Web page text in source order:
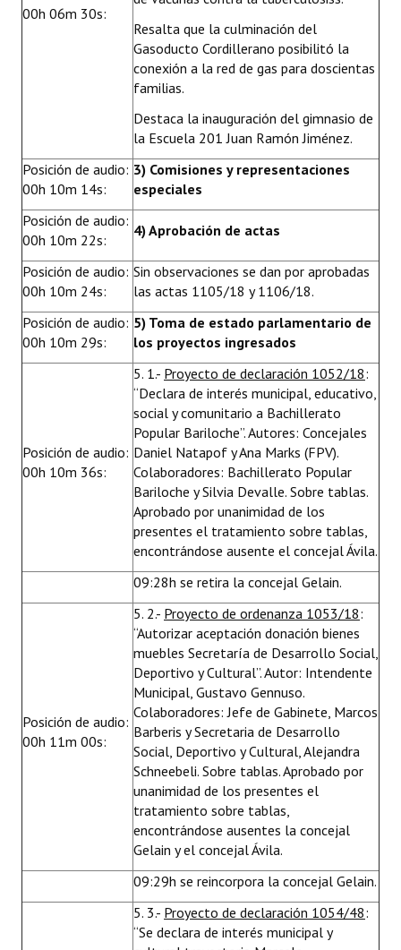
Bariloche, Municipio intercultural
Entrega de distinciones
REFORMA DE LA CARTA ORGÁNICA
00h 06m 30s:
Resalta que la culminación del
Gasoducto Cordillerano posibilitó la
conexión a la red de gas para doscientas
familias.
Destaca la inauguración del gimnasio de
la Escuela 201 Juan Ramón Jiménez.
Posición de audio:
00h 10m 14s:
3) Comisiones y representaciones
especiales
Posición de audio:
00h 10m 22s:
4) Aprobación de actas
Posición de audio:
00h 10m 24s:
Sin observaciones se dan por aprobadas
las actas 1105/18 y 1106/18.
Posición de audio:
00h 10m 29s:
5) Toma de estado parlamentario de
los proyectos ingresados
Posición de audio:
00h 10m 36s:
5. 1.- Proyecto de declaración 1052/18:
“Declara de interés municipal, educativo,
social y comunitario a Bachillerato
Popular Bariloche”. Autores: Concejales
Daniel Natapof y Ana Marks (FPV).
Colaboradores: Bachillerato Popular
Bariloche y Silvia Devalle. Sobre tablas.
Aprobado por unanimidad de los
presentes el tratamiento sobre tablas,
encontrándose ausente el concejal Ávila.
09:28h se retira la concejal Gelain.
Posición de audio:
00h 11m 00s:
5. 2.- Proyecto de ordenanza 1053/18:
“Autorizar aceptación donación bienes
muebles Secretaría de Desarrollo Social,
Deportivo y Cultural”. Autor: Intendente
Municipal, Gustavo Gennuso.
Colaboradores: Jefe de Gabinete, Marcos
Barberis y Secretaria de Desarrollo
Social, Deportivo y Cultural, Alejandra
Schneebeli. Sobre tablas. Aprobado por
unanimidad de los presentes el
tratamiento sobre tablas,
encontrándose ausentes la concejal
Gelain y el concejal Ávila.
09:29h se reincorpora la concejal Gelain.
5. 3.- Proyecto de declaración 1054/48:
“Se declara de interés municipal y